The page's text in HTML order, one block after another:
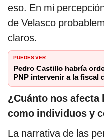
eso. En mi
de Velasco
claros.
PUEDES VER:
Pedro Castillo habría
PNP intervenir a la fiscal
¿Cuánto nos
como individuos y
La narrativa de las